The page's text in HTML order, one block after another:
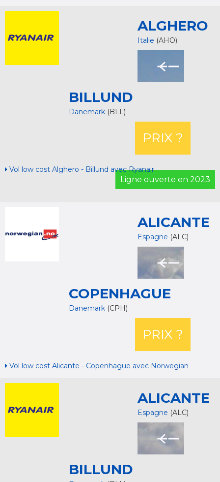
ALGHERO
Italie (AHO)
BILLUND
Danemark (BLL)
PRIX ?
Vol low cost Alghero - Billund avec Ryanair
Ligne ouverte en 2023
ALICANTE
Espagne (ALC)
COPENHAGUE
Danemark (CPH)
PRIX ?
Vol low cost Alicante - Copenhague avec Norwegian
ALICANTE
Espagne (ALC)
BILLUND